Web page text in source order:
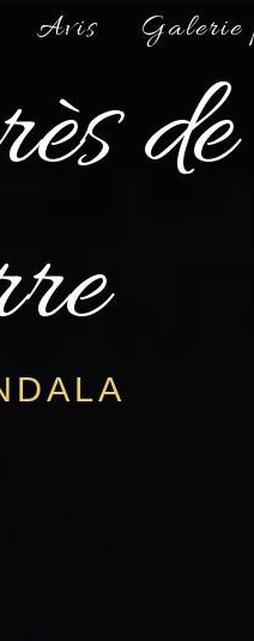
Avis Galerie